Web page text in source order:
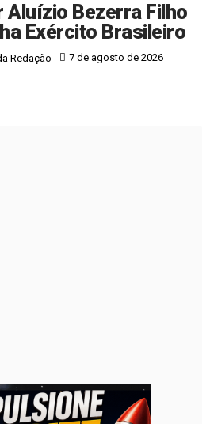
Aluízio Bezerra Filho
Exército Brasileiro
Redação 7 de agosto de 2026